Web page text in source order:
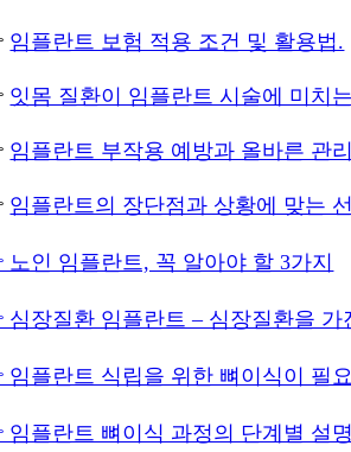
임플란트 보험 적용 조건 및 활용법.
잇몸 질환이 임플란트 시술에 미치
임플란트 부작용 예방과 올바른 관
임플란트의 장단점과 상황에 맞는
노인 임플란트, 꼭 알아야 할 3가지
심장질환 임플란트 – 심장질환을
임플란트 식립을 위한 뼈이식이 필
임플란트 뼈이식 과정의 단계별 설명